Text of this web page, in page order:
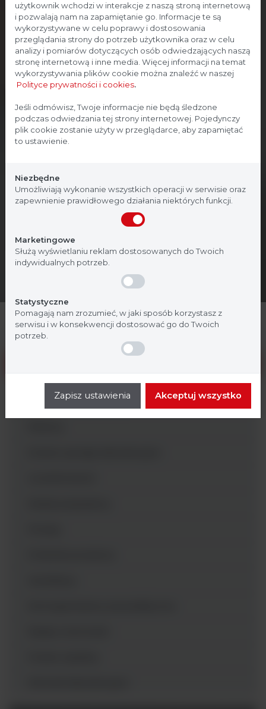
Inkubatory i suszarki
Akcesoria dodatkowe
Strona przeznaczona dla
profesjonalistów
przeznaczone dla profesjonalistów z branży
medycznej. Potwierdź, że jesteś profesjonalistą:
Nie jestem
użytkownik wchodzi w interakcje z naszą stroną internetową
i pozwalają nam na zapamiętanie go. Informacje te są
wykorzystywane w celu poprawy i dostosowania
przeglądania strony do potrzeb użytkownika oraz w celu
analizy i pomiarów dotyczących osób odwiedzających naszą
stronę internetową i inne media. Więcej informacji na temat
wykorzystywania plików cookie można znaleźć w naszej
Polityce prywatności i cookies.
Jeśli odmówisz, Twoje informacje nie będą śledzone
podczas odwiedzania tej strony internetowej. Pojedynczy
plik cookie zostanie użyty w przeglądarce, aby zapamiętać
to ustawienie.
Niezbędne
Umożliwiają wykonanie wszystkich operacji w serwisie oraz
zapewnienie prawidłowego działania niektórych funkcji.
Marketingowe
Służą wyświetlaniu reklam dostosowanych do Twoich
indywidualnych potrzeb.
Statystyczne
Pomagają nam zrozumieć, w jaki sposób korzystasz z
serwisu i w konsekwencji dostosować go do Twoich
potrzeb.
Zapisz ustawienia Akceptuj wszystko